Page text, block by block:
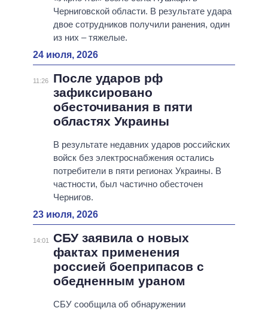
Черниговской области. В результате удара
двое сотрудников получили ранения, один
из них – тяжелые.
24 июля, 2026
11:26
После ударов рф
зафиксировано
обесточивания в пяти
областях Украины
В результате недавних ударов российских
войск без электроснабжения остались
потребители в пяти регионах Украины. В
частности, был частично обесточен
Чернигов.
23 июля, 2026
14:01
СБУ заявила о новых
фактах применения
россией боеприпасов с
обедненным ураном
СБУ сообщила об обнаружении